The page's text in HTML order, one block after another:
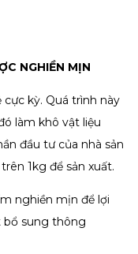
NGHIỀN MỊN
kỳ. Quá trình này
làm khô vật liệu
đầu tư của nhà sản
1kg để sản xuất.
mịn để lợi
bổ sung thông